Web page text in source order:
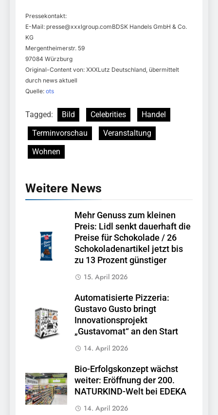
Pressekontakt:
E-Mail: presse@xxxlgroup.comBDSK Handels GmbH & Co.
KG
Mergentheimerstr. 59
97084 Würzburg
Original-Content von: XXXLutz Deutschland, übermittelt
durch news aktuell
Quelle: ots
Tagged: Bild Celebrities
Handel
Terminvorschau
Veranstaltung
Wohnen
Weitere News
Mehr Genuss zum kleinen
Preis: Lidl senkt dauerhaft die
Preise für Schokolade / 26
Schokoladenartikel jetzt bis
zu 13 Prozent günstiger
15. April 2026
Automatisierte Pizzeria:
Gustavo Gusto bringt
Innovationsprojekt
„Gustavomat“ an den Start
14. April 2026
Bio-Erfolgskonzept wächst
weiter: Eröffnung der 200.
NATURKIND-Welt bei EDEKA
14. April 2026